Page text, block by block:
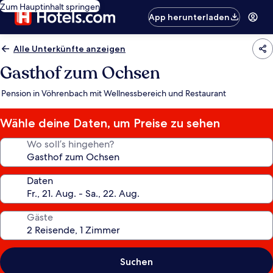
Zum Hauptinhalt springen
App herunterladen
Alle Unterkünfte anzeigen
Gasthof zum Ochsen
Pension in Vöhrenbach mit Wellnessbereich und Restaurant
Wähle deine Daten, um Preise zu sehen
Wo soll’s hingehen?
Daten
Gäste
Suchen